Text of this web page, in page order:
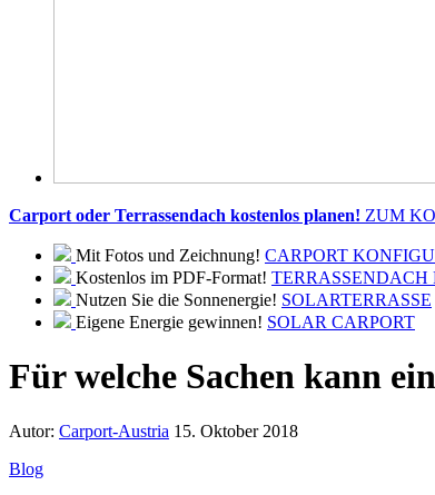
Carport oder Terrassendach kostenlos planen! ZUM
Mit Fotos und Zeichnung! CARPORT
Kostenlos im PDF-Format! TERRASSENDACH
Nutzen Sie die Sonnenergie! SOLARTERRASSE
Eigene Energie gewinnen! SOLAR CARPORT
Für welche Sachen kann
Autor: Carport-Austria 15. Oktober 2018
Blog